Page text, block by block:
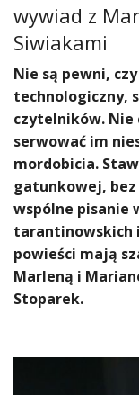
wywiad z
Siwiakami
Nie są pewni,
technologiczny,
czytelników. Nie
serwować im
mordobicia.
gatunkowej,
wspólne pisanie
tarantinowskich
powieści mają
Marleną i
Stoparek.